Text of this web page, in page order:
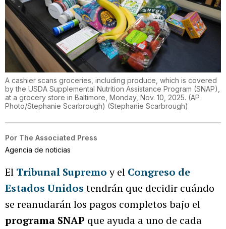
A cashier scans groceries, including produce, which is covered
by the USDA Supplemental Nutrition Assistance Program (SNAP),
at a grocery store in Baltimore, Monday, Nov. 10, 2025. (AP
Photo/Stephanie Scarbrough) (Stephanie Scarbrough)
Por The Associated Press
Agencia de noticias
El Tribunal Supremoy el Congreso de
Estados Unidos tendrán que decidir cuándo
se reanudarán los pagos completos bajo el
programa SNAP que ayuda a uno de cada